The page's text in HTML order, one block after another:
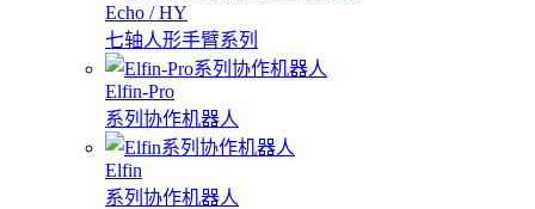
Echo / HY
七轴人形手臂系列
Elfin-Pro
系列协作机器人
Elfin
系列协作机器人